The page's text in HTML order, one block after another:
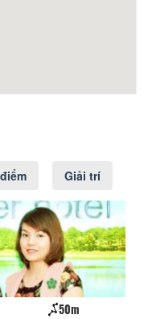
Giải trí
50m